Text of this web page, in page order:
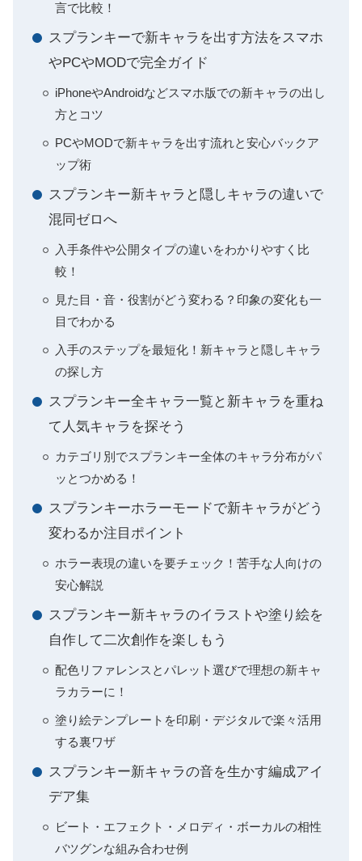
言で比較！
スプランキーで新キャラを出す方法をスマホ
やPCやMODで完全ガイド
iPhoneやAndroidなどスマホ版での新キャラの出し
方とコツ
PCやMODで新キャラを出す流れと安心バックア
ップ術
スプランキー新キャラと隠しキャラの違いで
混同ゼロへ
入手条件や公開タイプの違いをわかりやすく比
較！
見た目・音・役割がどう変わる？印象の変化も一
目でわかる
入手のステップを最短化！新キャラと隠しキャラ
の探し方
スプランキー全キャラ一覧と新キャラを重ね
て人気キャラを探そう
カテゴリ別でスプランキー全体のキャラ分布がパ
ッとつかめる！
スプランキーホラーモードで新キャラがどう
変わるか注目ポイント
ホラー表現の違いを要チェック！苦手な人向けの
安心解説
スプランキー新キャラのイラストや塗り絵を
自作して二次創作を楽しもう
配色リファレンスとパレット選びで理想の新キャ
ラカラーに！
塗り絵テンプレートを印刷・デジタルで楽々活用
する裏ワザ
スプランキー新キャラの音を生かす編成アイ
デア集
ビート・エフェクト・メロディ・ボーカルの相性
バツグンな組み合わせ例